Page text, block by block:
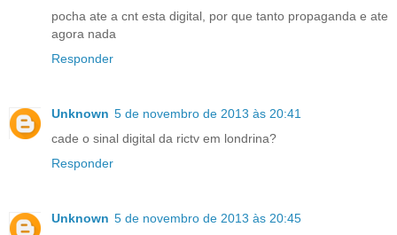
pocha ate a cnt esta digital, por que tanto propaganda e ate
agora nada
Responder
Unknown 5 de novembro de 2013 às 20:41
cade o sinal digital da rictv em londrina?
Responder
Unknown 5 de novembro de 2013 às 20:45